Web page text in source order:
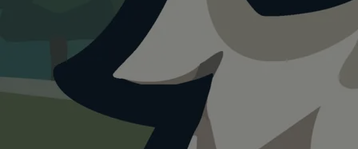
Heute ist
für Wolfpack Pforzheim
Büchenbronn.
OpenWeatherMap